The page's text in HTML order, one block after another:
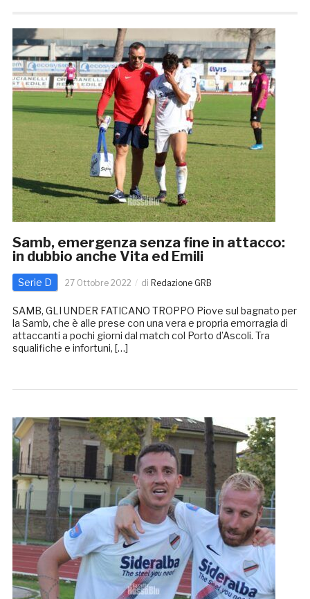
Samb, emergenza senza fine in attacco:
in dubbio anche Vita ed Emili
Serie D 27 Ottobre 2022 di Redazione GRB
SAMB, GLI UNDER FATICANO TROPPO Piove sul bagnato per
la Samb, che è alle prese con una vera e propria emorragia di
attaccanti a pochi giorni dal match col Porto d’Ascoli. Tra
squalifiche e infortuni, […]